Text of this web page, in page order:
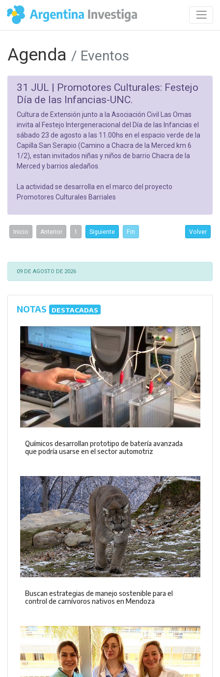
Agenda / Eventos
31 JUL | Promotores Culturales: Festejo
Día de las Infancias-UNC.
Cultura de Extensión junto a la Asociación Civil Las Omas
invita al Festejo Intergeneracional del Día de las Infancias el
sábado 23 de agosto a las 11.00hs en el espacio verde de la
Capilla San Serapio (Camino a Chacra de la Merced km 6
1/2), estan invitados niñas y niños de barrio Chacra de la
Merced y barrios aledaños.
La actividad se desarrolla en el marco del proyecto
Promotores Culturales Barriales
Inicio Anterior 1 Siguiente Fin Volver
09 DE AGOSTO DE 2026
NOTAS DESTACADAS
Químicos desarrollan prototipo de batería avanzada
que podría usarse en el sector automotriz
Buscan estrategias de manejo sostenible para el
control de carnívoros nativos en Mendoza